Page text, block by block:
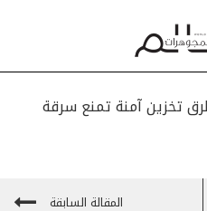
تخزين آمنة تمنع سرقة
المقالة السابقة